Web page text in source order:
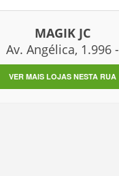
MAGIK JC
Av. Angélica, 1.996 -
VER MAIS LOJAS NESTA RUA